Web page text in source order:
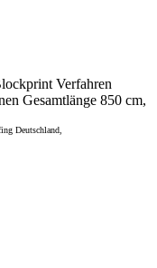
Verfahren
Gesamtlänge 850 cm,
Deutschland,